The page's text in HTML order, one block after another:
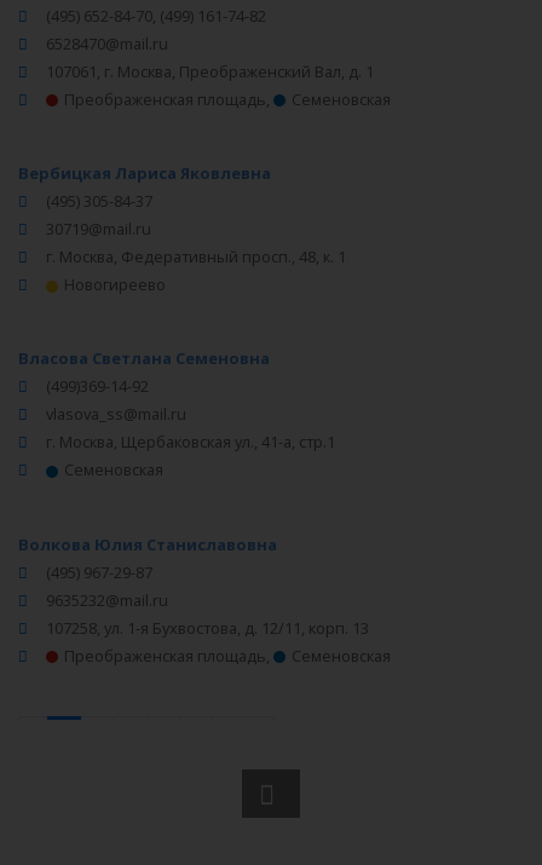
(495) 652-84-70, (499) 161-74-82
6528470@mail.ru
107061, г. Москва, Преображенский Вал, д. 1
Преображенская площадь, Семеновская
Вербицкая Лариса Яковлевна
(495) 305-84-37
30719@mail.ru
г. Москва, Федеративный просп., 48, к. 1
Новогиреево
Власова Светлана Семеновна
(499)369-14-92
vlasova_ss@mail.ru
г. Москва, Щербаковская ул., 41-а, стр.1
Семеновская
Волкова Юлия Станиславовна
(495) 967-29-87
9635232@mail.ru
107258, ул. 1-я Бухвостова, д. 12/11, корп. 13
Преображенская площадь, Семеновская